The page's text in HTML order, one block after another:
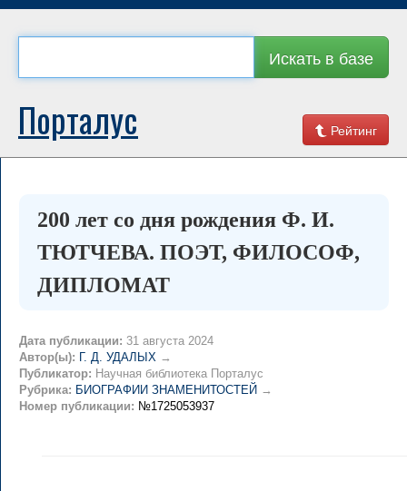
Искать в базе
Рейтинг
Порталус
200 лет со дня рождения Ф. И.
ТЮТЧЕВА. ПОЭТ, ФИЛОСОФ,
ДИПЛОМАТ
Дата публикации: 31 августа 2024
Автор(ы): Г. Д. УДАЛЫХ →
Публикатор: Научная библиотека Порталус
Рубрика: БИОГРАФИИ ЗНАМЕНИТОСТЕЙ →
Номер публикации: №1725053937